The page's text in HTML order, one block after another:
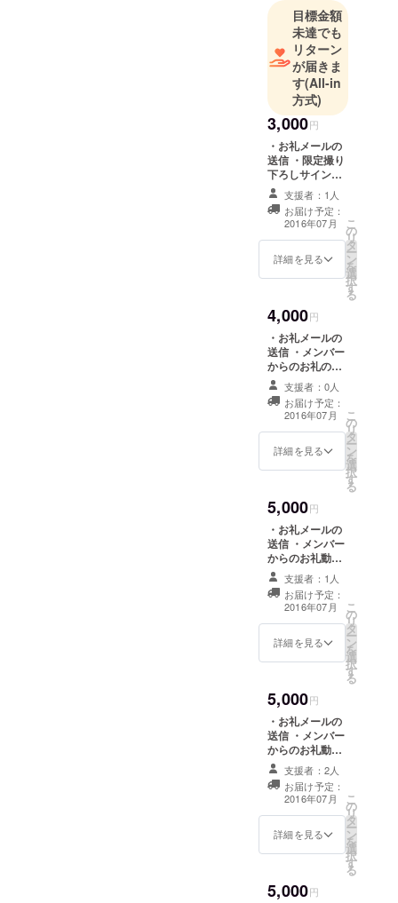
力的に全国
各地で活動
をしていま
す。
また、海外
ではタイで
のライブを
皮切りに、
ASEAN諸国
を軸にEU圏
にも展開を
予定してい
ます。
2017年3月
谷club
asia」にて一
周年の1stワ
ンマンで新
体制となり
ました。
伝統的な日
現代のサブ
カルチャー
と呼ばれる
ものや、オ
タク文化ま
で、
日本が世界
に誇る”今”を
それが「サ
ムライ×オト
メ」です。
目標金額
未達でも
リターン
が届きま
す(All-in
方式)
3,000円
・お礼メールの
送信 ・限定撮り
下ろしサイン入
りブロマイド1枚
プレゼント ※ブ
ロマイドは全3種
のうち、ランダ
ムで1枚のプレゼ
ントとなりま
支援者：1人
お届け予定：
2016年07月
詳細を見る
こ
の
リ
タ
ー
ン
を
選
択
す
る
4,000円
・お礼メールの
送信 ・メンバー
からのお礼のボ
イスメッセージ
の送信 ・限定撮
り下ろしサイン
入りブロマイド1
枚プレゼント ※
ブロマイドは全3
ダムで1枚のプレ
す。
支援者：0人
お届け予定：
2016年07月
詳細を見る
こ
の
リ
タ
ー
ン
を
選
択
す
る
5,000円
・お礼メールの
送信 ・メンバー
からのお礼動画
の送信 ・限定撮
り下ろしサイン
入りブロマイド3
枚セットプレゼ
ント ※ブロマイ
ドは全3種を各1
支援者：1人
お届け予定：
2016年07月
詳細を見る
こ
の
リ
タ
ー
ン
を
選
択
す
る
5,000円
・お礼メールの
送信 ・メンバー
からのお礼動画
の送信 ・ライブ
会場にて衣装姿
のメンバー全員
とのハーレム
チェキ券1枚
支援者：2人
お届け予定：
2016年07月
詳細を見る
こ
の
リ
タ
ー
ン
を
選
択
す
る
5,000円